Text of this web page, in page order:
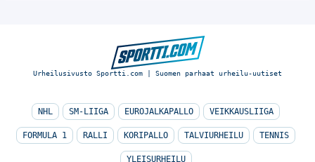
Urheilusivusto Sportti.com | Suomen parhaat urheilu-uutiset
NHL SM-LIIGA EUROJALKAPALLO VEIKKAUSLIIGA
FORMULA 1 RALLI KORIPALLO TALVIURHEILU TENNIS
YLEISURHEILU